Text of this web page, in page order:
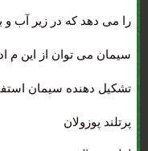
را می دهد که در زیر آب
سیمان می توان از این م
پرتلند پوزولان